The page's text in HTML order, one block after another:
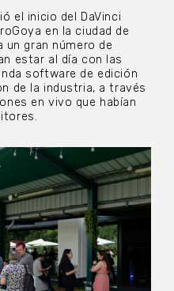
el inicio del DaVinci
en la ciudad de
un gran número de
estar al día con las
software de edición
de la industria, a través
en vivo que habían